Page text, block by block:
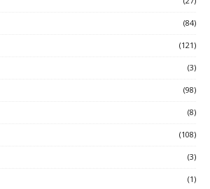
(84)
(121)
(3)
(98)
(8)
(108)
(3)
(1)